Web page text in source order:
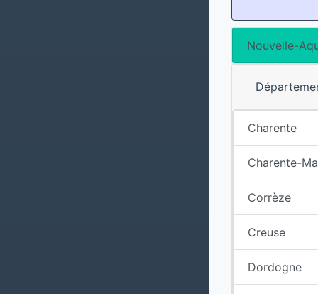
Nouvelle-
Charente
Charente-
Corrèze
Creuse
Dordogne